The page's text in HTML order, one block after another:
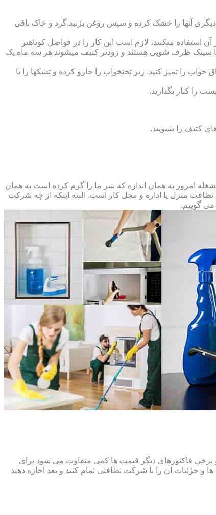
آنها را خشک کرده و سپس روغن بزنید.گرد و خاک باقی
استفاده می‏کنید، لازم است این کار را در فواصل کوتاه‏تر
یا سینک ظرف شویی هستند و زودتر کثیف می‏شوند هر سه ماه یک
خواب را تمیز کنید. زیر تختخواب را جارو کرده و تشک‏ها را با
را کنار بگذارید.
کثیف را بشویید.
امروز به همان اندازه که سر ما را گرم کرده است به همان
نظافت منزل یا اداره و محل کار است. البته اینکه از چه شرکت
می گوییم.
برخی فاکتورهای دیگر قیمت ها کمی متفاوت می شود برای
و جزئیات ان را با شرکت نظافتی تمام کنید و بعد اجازه دهید